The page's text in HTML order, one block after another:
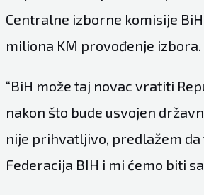
Centralne izborne komisije
miliona KM provođenje izbora.
“BiH može taj novac vratiti
nakon što bude usvojen
nije prihvatljivo, predlažem da
Federacija BIH i mi ćemo biti